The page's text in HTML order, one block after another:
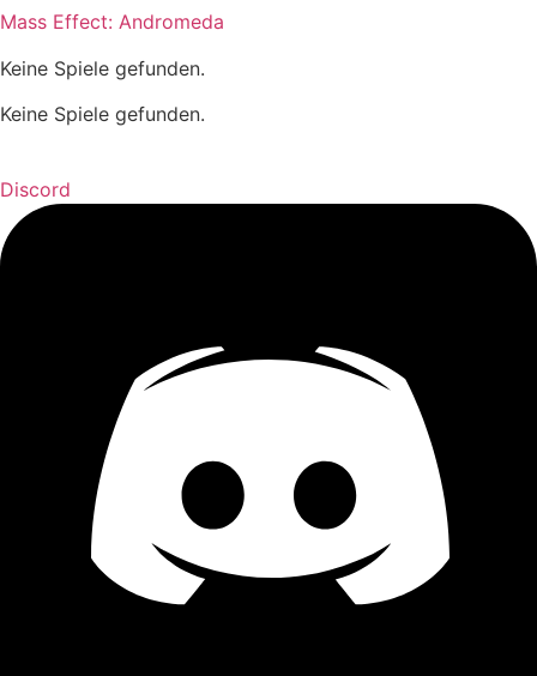
Mass Effect: Andromeda
Keine Spiele gefunden.
Keine Spiele gefunden.
Discord